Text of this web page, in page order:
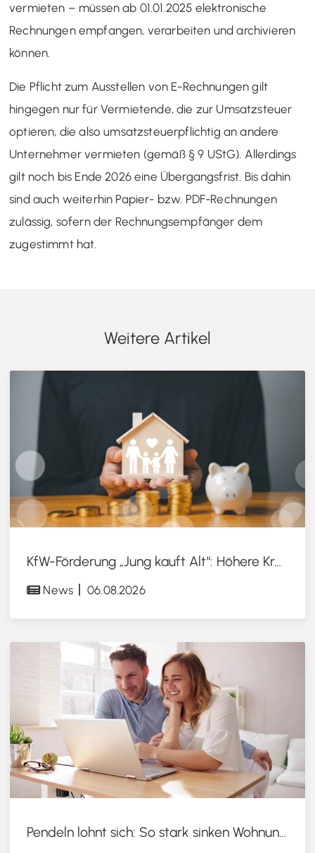
vermieten – müssen ab 01.01.2025 elektronische
Rechnungen empfangen, verarbeiten und archivieren
können.
Die Pflicht zum Ausstellen von E-Rechnungen gilt
hingegen nur für Vermietende, die zur Umsatzsteuer
optieren, die also umsatzsteuerpflichtig an andere
Unternehmer vermieten (gemäß § 9 UStG). Allerdings
gilt noch bis Ende 2026 eine Übergangsfrist. Bis dahin
sind auch weiterhin Papier- bzw. PDF-Rechnungen
zulässig, sofern der Rechnungsempfänger dem
zugestimmt hat.
Weitere Artikel
KfW-Förderung „Jung kauft Alt“: Höhere Kredite ab August 2026
News 06.08.2026
Pendeln lohnt sich: So stark sinken Wohnungspreise im Umland